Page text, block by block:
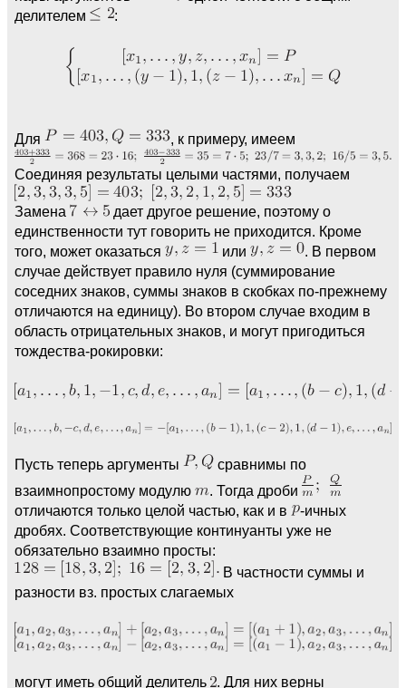
делителем
:
Для , к примеру, имеем
Соединяя результаты целыми частями, получаем
Замена
дает другое решение, поэтому о
единственности тут говорить не приходится. Кроме
того, может оказаться
или
. В первом
случае действует правило нуля (суммирование
соседних знаков, суммы знаков в скобках по-прежнему
отличаются на единицу). Во втором случае входим в
область отрицательных знаков, и могут пригодиться
тождества-рокировки:
Пусть теперь аргументы
сравнимы по
взаимнопростому модулю
. Тогда дроби
отличаются только целой частью, как и в
-ичных
дробях. Соответствующие континуанты уже не
обязательно взаимно просты:
В частности суммы и
разности вз. простых слагаемых
могут иметь общий делитель
. Для них верны